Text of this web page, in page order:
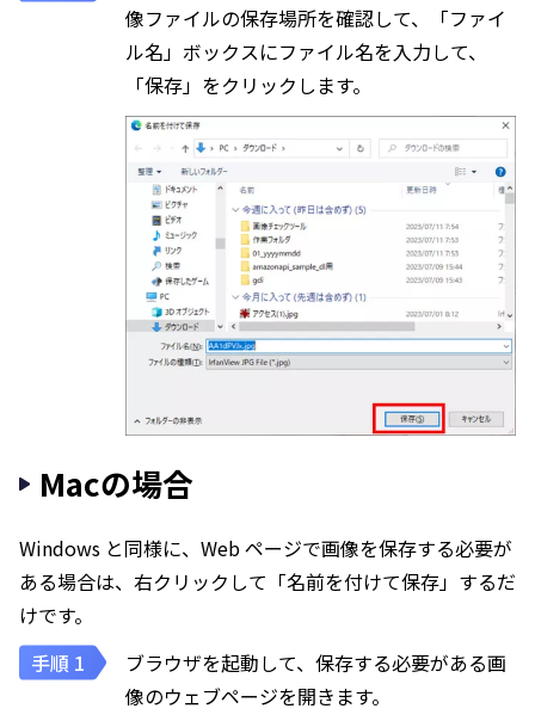
像ファイルの保存場所を確認して、「ファイ
ル名」ボックスにファイル名を入力して、
「保存」をクリックします。
Macの場合
Windows と同様に、Web ページで画像を保存する必要が
ある場合は、右クリックして「名前を付けて保存」するだ
けです。
ブラウザを起動して、保存する必要がある画
像のウェブページを開きます。